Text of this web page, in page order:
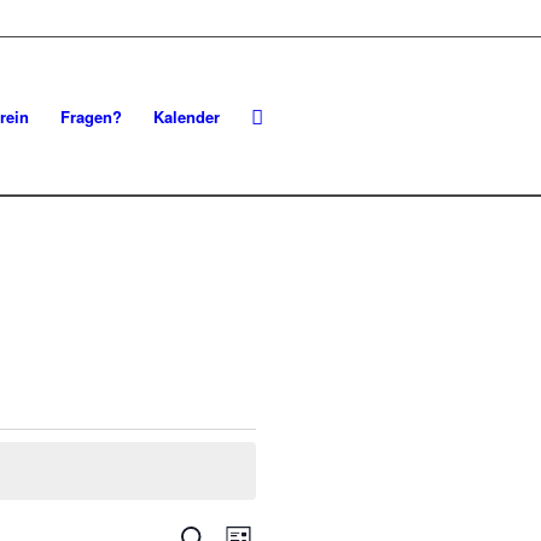
Fragen? Kalender
Veranstaltung